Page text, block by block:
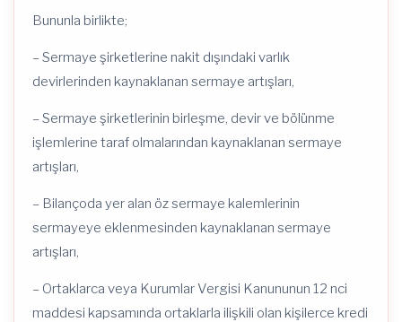
Bununla birlikte;
– Sermaye şirketlerine nakit dışındaki varlık
devirlerinden kaynaklanan sermaye artışları,
– Sermaye şirketlerinin birleşme, devir ve bölünme
işlemlerine taraf olmalarından kaynaklanan sermaye
artışları,
– Bilançoda yer alan öz sermaye kalemlerinin
sermayeye eklenmesinden kaynaklanan sermaye
artışları,
– Ortaklarca veya Kurumlar Vergisi Kanununun 12 nci
maddesi kapsamında ortaklarla ilişkili olan kişilerce kredi